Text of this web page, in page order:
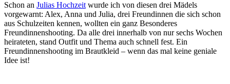
Schon an Julias Hochzeit wurde ich von diesen drei Mädels
vorgewarnt: Alex, Anna und Julia, drei Freundinnen die sich schon
aus Schulzeiten kennen, wollten ein ganz Besonderes
Freundinnenshooting. Da alle drei innerhalb von nur sechs Wochen
heirateten, stand Outfit und Thema auch schnell fest. Ein
Freundinnenshooting im Brautkleid – wenn das mal keine geniale
Idee ist!